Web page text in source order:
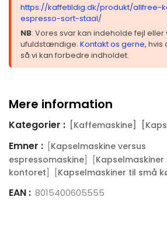
https://kaffetildig.dk/produkt/allfree-
espresso-sort-staal/
NB: Vores svar kan indeholde fejl
ufuldstændige. Kontakt os gerne, hvis
så vi kan forbedre indholdet.
Mere information
Kategorier : [Kaffemaskine]
Emner : [Kapselmaskine versus
espressomaskine] [Kapselmaskiner
kontoret] [Kapselmaskiner til små
EAN : 8015400605555